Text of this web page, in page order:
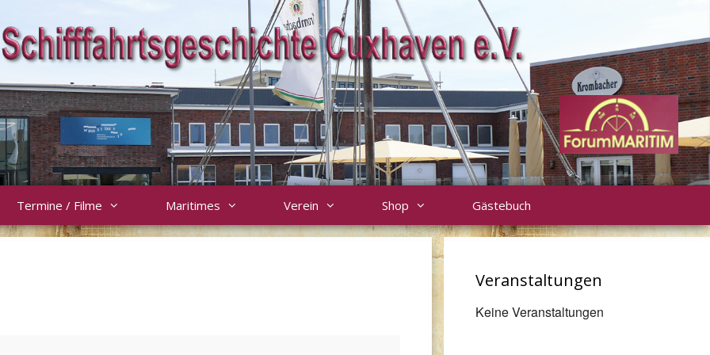
Termine / Filme Maritimes Verein Shop Gästebuch
Veranstaltungen
Keine Veranstaltungen